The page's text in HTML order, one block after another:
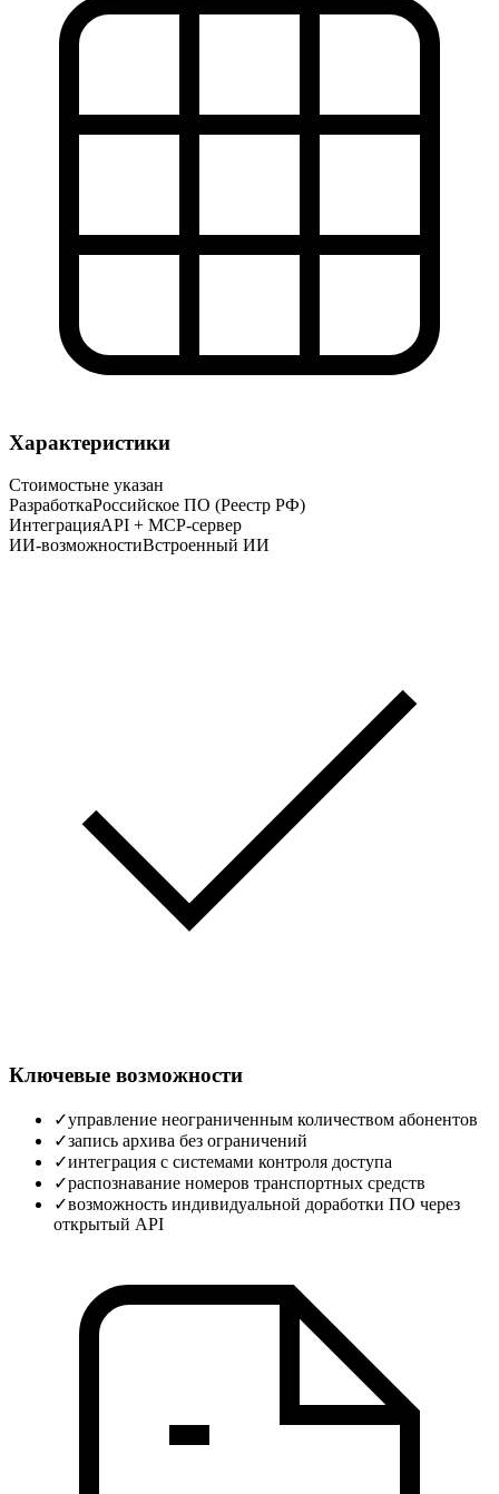
Характеристики
Стоимостьне указан
РазработкаРоссийское ПО (Реестр РФ)
ИнтеграцияAPI + MCP-сервер
ИИ-возможностиВстроенный ИИ
Ключевые возможности
✓управление неограниченным количеством абонентов
✓запись архива без ограничений
✓интеграция с системами контроля доступа
✓распознавание номеров транспортных средств
✓возможность индивидуальной доработки ПО через
открытый API